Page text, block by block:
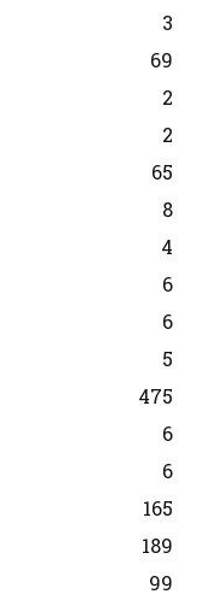
3
69
2
2
65
8
4
6
6
5
475
6
6
165
189
99